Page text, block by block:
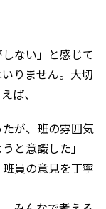
ない」と感じて
りません。大切
ば、
たが、班の雰囲気
と意識した」
員の意見を丁寧